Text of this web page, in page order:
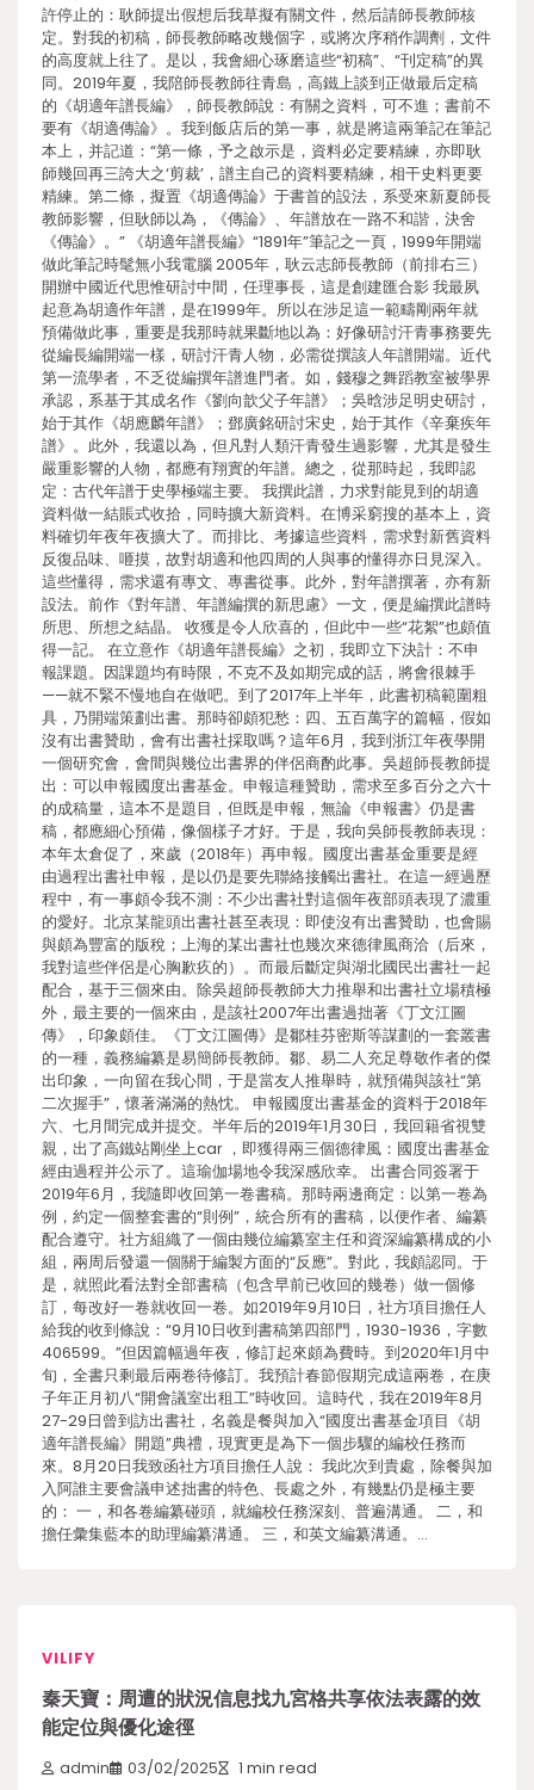
許停止的：耿師提出假想后我草擬有關文件，然后請師長教師核
定。對我的初稿，師長教師略改幾個字，或將次序稍作調劑，文件
的高度就上往了。是以，我會細心琢磨這些“初稿”、“刊定稿”的異
同。2019年夏，我陪師長教師往青島，高鐵上談到正做最后定稿
的《胡適年譜長編》，師長教師說：有關之資料，可不進；書前不
要有《胡適傳論》。我到飯店后的第一事，就是將這兩筆記在筆記
本上，并記道：“第一條，予之啟示是，資料必定要精練，亦即耿
師幾回再三誇大之‘剪裁’，譜主自己的資料要精練，相干史料更要
精練。第二條，擬置《胡適傳論》于書首的設法，系受來新夏師長
教師影響，但耿師以為，《傳論》、年譜放在一路不和諧，決舍
《傳論》。” 《胡適年譜長編》“1891年”筆記之一頁，1999年開端
做此筆記時髦無小我電腦 2005年，耿云志師長教師（前排右三）
開辦中國近代思惟研討中間，任理事長，這是創建匯合影 我最夙
起意為胡適作年譜，是在1999年。所以在涉足這一範疇剛兩年就
預備做此事，重要是我那時就果斷地以為：好像研討汗青事務要先
從編長編開端一樣，研討汗青人物，必需從撰該人年譜開端。近代
第一流學者，不乏從編撰年譜進門者。如，錢穆之舞蹈教室被學界
承認，系基于其成名作《劉向歆父子年譜》；吳晗涉足明史研討，
始于其作《胡應麟年譜》；鄧廣銘研討宋史，始于其作《辛棄疾年
譜》。此外，我還以為，但凡對人類汗青發生過影響，尤其是發生
嚴重影響的人物，都應有翔實的年譜。總之，從那時起，我即認
定：古代年譜于史學極端主要。 我撰此譜，力求對能見到的胡適
資料做一結賬式收拾，同時擴大新資料。在博采窮搜的基本上，資
料確切年夜年夜擴大了。而排比、考據這些資料，需求對新舊資料
反復品味、咂摸，故對胡適和他四周的人與事的懂得亦日見深入。
這些懂得，需求還有專文、專書從事。此外，對年譜撰著，亦有新
設法。前作《對年譜、年譜編撰的新思慮》一文，便是編撰此譜時
所思、所想之結晶。 收獲是令人欣喜的，但此中一些“花絮”也頗值
得一記。 在立意作《胡適年譜長編》之初，我即立下決計：不申
報課題。因課題均有時限，不克不及如期完成的話，將會很棘手
——就不緊不慢地自在做吧。到了2017年上半年，此書初稿範圍粗
具，乃開端策劃出書。那時卻頗犯愁：四、五百萬字的篇幅，假如
沒有出書贊助，會有出書社採取嗎？這年6月，我到浙江年夜學開
一個研究會，會間與幾位出書界的伴侶商酌此事。吳超師長教師提
出：可以申報國度出書基金。申報這種贊助，需求至多百分之六十
的成稿量，這本不是題目，但既是申報，無論《申報書》仍是書
稿，都應細心預備，像個樣子才好。于是，我向吳師長教師表現：
本年太倉促了，來歲（2018年）再申報。國度出書基金重要是經
由過程出書社申報，是以仍是要先聯絡接觸出書社。在這一經過歷
程中，有一事頗令我不測：不少出書社對這個年夜部頭表現了濃重
的愛好。北京某龍頭出書社甚至表現：即使沒有出書贊助，也會賜
與頗為豐富的版稅；上海的某出書社也幾次來德律風商洽（后來，
我對這些伴侶是心胸歉疚的）。而最后斷定與湖北國民出書社一起
配合，基于三個來由。除吳超師長教師大力推舉和出書社立場積極
外，最主要的一個來由，是該社2007年出書過拙著《丁文江圖
傳》，印象頗佳。《丁文江圖傳》是鄒桂芬密斯等謀劃的一套叢書
的一種，義務編纂是易簡師長教師。鄒、易二人充足尊敬作者的傑
出印象，一向留在我心間，于是當友人推舉時，就預備與該社“第
二次握手”，懷著滿滿的熱忱。 申報國度出書基金的資料于2018年
六、七月間完成并提交。半年后的2019年1月30日，我回籍省視雙
親，出了高鐵站剛坐上car ，即獲得兩三個德律風：國度出書基金
經由過程并公示了。這瑜伽場地令我深感欣幸。 出書合同簽署于
2019年6月，我隨即收回第一卷書稿。那時兩邊商定：以第一卷為
例，約定一個整套書的“則例”，統合所有的書稿，以便作者、編纂
配合遵守。社方組織了一個由幾位編纂室主任和資深編纂構成的小
組，兩周后發還一個關于編製方面的“反應”。對此，我頗認同。于
是，就照此看法對全部書稿（包含早前已收回的幾卷）做一個修
訂，每改好一卷就收回一卷。如2019年9月10日，社方項目擔任人
給我的收到條說：“9月10日收到書稿第四部門，1930-1936，字數
406599。”但因篇幅過年夜，修訂起來頗為費時。到2020年1月中
旬，全書只剩最后兩卷待修訂。我預計春節假期完成這兩卷，在庚
子年正月初八“開會議室出租工”時收回。這時代，我在2019年8月
27-29日曾到訪出書社，名義是餐與加入“國度出書基金項目《胡
適年譜長編》開題”典禮，現實更是為下一個步驟的編校任務而
來。8月20日我致函社方項目擔任人說： 我此次到貴處，除餐與加
入阿誰主要會議申述拙書的特色、長處之外，有幾點仍是極主要
的： 一，和各卷編纂碰頭，就編校任務深刻、普遍溝通。 二，和
擔任彙集藍本的助理編纂溝通。 三，和英文編纂溝通。…
VILIFY
秦天寶：周遭的狀況信息找九宮格共享依法表露的效
能定位與優化途徑
admin 03/02/2025 1 min read